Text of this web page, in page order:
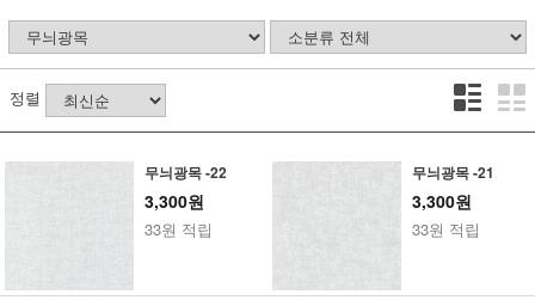
정렬
무늬광목 -22
3,300원
33원 적립
무늬광목 -21
3,300원
33원 적립